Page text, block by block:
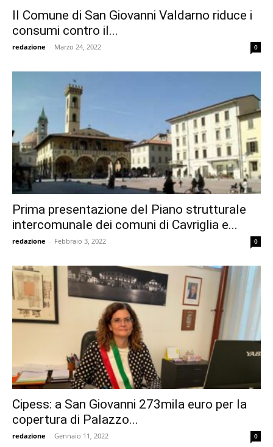
Il Comune di San Giovanni Valdarno riduce i
consumi contro il...
redazione - Marzo 24, 2022 0
Prima presentazione del Piano strutturale
intercomunale dei comuni di Cavriglia e...
redazione - Febbraio 3, 2022 0
Cipess: a San Giovanni 273mila euro per la
copertura di Palazzo...
redazione - Gennaio 11, 2022 0